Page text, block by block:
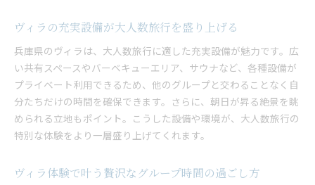
ヴィラの充実設備が大人数旅行を盛り上げる
兵庫県のヴィラは、大人数旅行に適した充実設備が魅力です。広
い共有スペースやバーベキューエリア、サウナなど、各種設備が
プライベート利用できるため、他のグループと交わることなく自
分たちだけの時間を確保できます。さらに、朝日が昇る絶景を眺
められる立地もポイント。こうした設備や環境が、大人数旅行の
特別な体験をより一層盛り上げてくれます。
ヴィラ体験で叶う贅沢なグループ時間の過ごし方